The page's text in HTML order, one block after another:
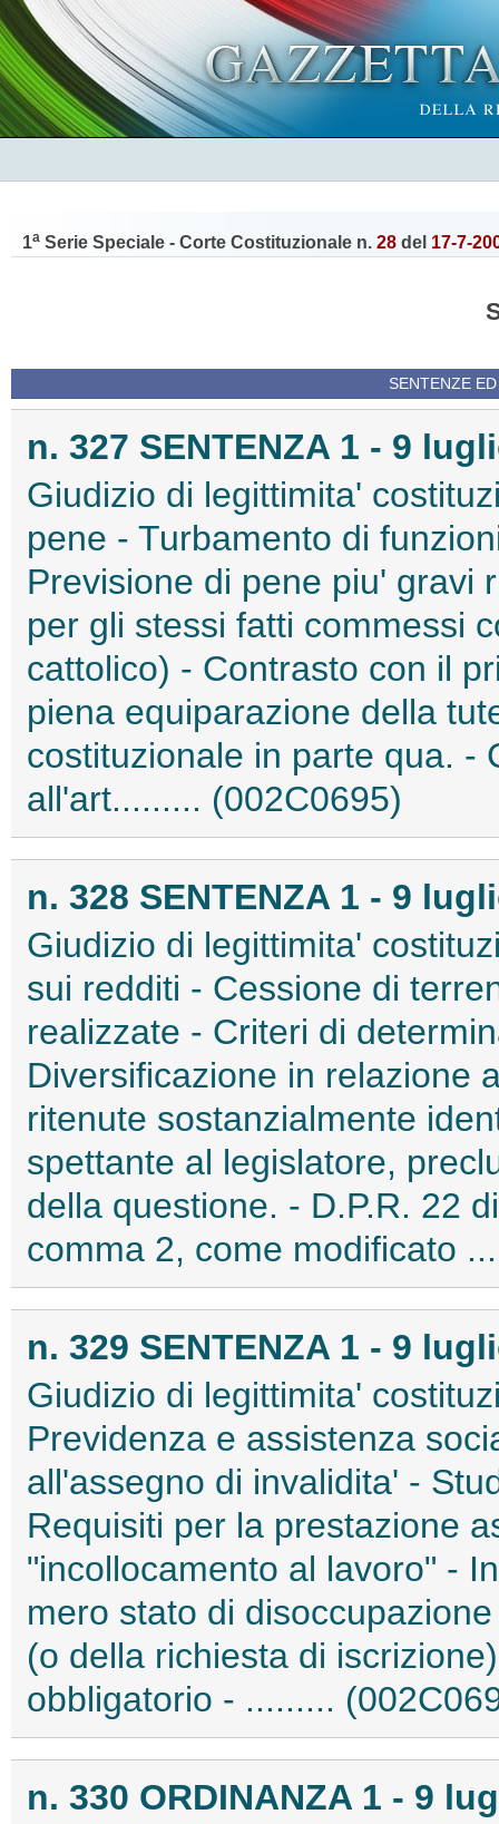
1a Serie Speciale - Corte Costituzionale n. 28 del 17-7-
SENTENZE
n. 327 SENTENZA 1 - 9
Giudizio di legittimita'
pene - Turbamento di
Previsione di pene piu' gravi
per gli stessi fatti commessi
cattolico) - Contrasto con il
piena equiparazione della
costituzionale in parte qua. -
all'art......... (002C0695)
n. 328 SENTENZA 1 - 9
Giudizio di legittimita'
sui redditi - Cessione di
realizzate - Criteri di
Diversificazione in relazione
ritenute sostanzialmente
spettante al legislatore,
della questione. - D.P.R. 22
comma 2, come modificato
n. 329 SENTENZA 1 - 9
Giudizio di legittimita'
Previdenza e assistenza
all'assegno di invalidita' -
Requisiti per la prestazione
"incollocamento al lavoro" -
mero stato di
(o della richiesta di
obbligatorio - .........
n. 330 ORDINANZA 1 - 9